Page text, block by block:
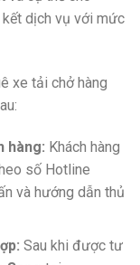
kết dịch vụ với mức
xe tải chở hàng
hàng: Khách hàng
số Hotline
và hướng dẫn thủ
Sau khi được tư